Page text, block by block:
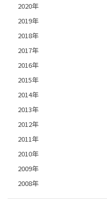
2020年
2019年
2018年
2017年
2016年
2015年
2014年
2013年
2012年
2011年
2010年
2009年
2008年